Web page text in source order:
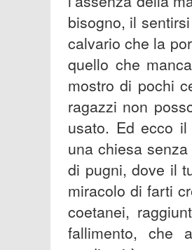
bisogno, il
calvario che la
quello che
mostro di pochi
ragazzi non
usato. Ed ecco il
una chiesa
di pugni, dove il
miracolo di farti
coetanei,
fallimento, che